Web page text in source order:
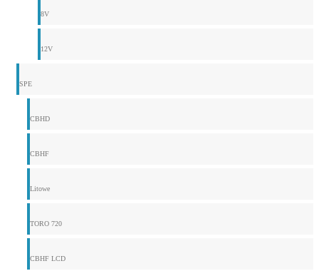
8V
12V
SPE
CBHD
CBHF
Litowe
TORO 720
CBHF LCD